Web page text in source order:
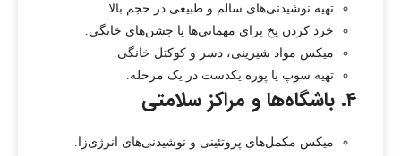
تهیه نوشیدنی‌های سالم و طبیعی در حجم بالا.
خرد کردن یخ برای مهمانی‌ها یا جشن‌های خانگی.
میکس مواد شیرینی، دسر و کوکتل خانگی.
تهیه سوپ یا پوره یکدست در یک مرحله.
۴. باشگاه‌ها و مراکز سلامتی
میکس مکمل‌های پروتئینی و نوشیدنی‌های انرژی‌زا.